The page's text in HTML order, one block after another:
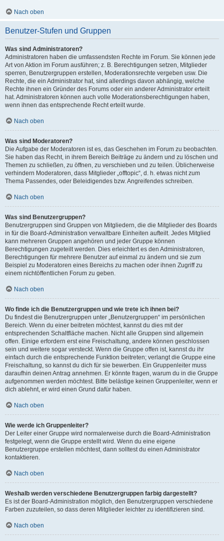
Nach oben
Benutzer-Stufen und Gruppen
Was sind Administratoren?
Administratoren haben die umfassendsten Rechte im Forum. Sie können jede
Art von Aktion im Forum ausführen; z. B. Berechtigungen setzen, Mitglieder
sperren, Benutzergruppen erstellen, Moderationsrechte vergeben usw. Die
Rechte, die ein Administrator hat, sind allerdings davon abhängig, welche
Rechte ihnen ein Gründer des Forums oder ein anderer Administrator erteilt
hat. Administratoren können auch volle Moderationsberechtigungen haben,
wenn ihnen das entsprechende Recht erteilt wurde.
Nach oben
Was sind Moderatoren?
Die Aufgabe der Moderatoren ist es, das Geschehen im Forum zu beobachten.
Sie haben das Recht, in ihrem Bereich Beiträge zu ändern und zu löschen und
Themen zu schließen, zu öffnen, zu verschieben und zu teilen. Üblicherweise
verhindern Moderatoren, dass Mitglieder „offtopic“, d. h. etwas nicht zum
Thema Passendes, oder Beleidigendes bzw. Angreifendes schreiben.
Nach oben
Was sind Benutzergruppen?
Benutzergruppen sind Gruppen von Mitgliedern, die die Mitglieder des Boards
in für die Board-Administration verwaltbare Einheiten aufteilt. Jedes Mitglied
kann mehreren Gruppen angehören und jeder Gruppe können
Berechtigungen zugeteilt werden. Dies erleichtert es den Administratoren,
Berechtigungen für mehrere Benutzer auf einmal zu ändern und sie zum
Beispiel zu Moderatoren eines Bereichs zu machen oder ihnen Zugriff zu
einem nichtöffentlichen Forum zu geben.
Nach oben
Wo finde ich die Benutzergruppen und wie trete ich ihnen bei?
Du findest die Benutzergruppen unter „Benutzergruppen“ im persönlichen
Bereich. Wenn du einer beitreten möchtest, kannst du dies mit der
entsprechenden Schaltfläche machen. Nicht alle Gruppen sind allgemein
offen. Einige erfordern erst eine Freischaltung, andere können geschlossen
sein und weitere sogar versteckt. Wenn die Gruppe offen ist, kannst du ihr
einfach durch die entsprechende Funktion beitreten; verlangt die Gruppe eine
Freischaltung, so kannst du dich für sie bewerben. Ein Gruppenleiter muss
daraufhin deinen Antrag annehmen. Er könnte fragen, warum du in die Gruppe
aufgenommen werden möchtest. Bitte belästige keinen Gruppenleiter, wenn er
dich ablehnt, er wird einen Grund dafür haben.
Nach oben
Wie werde ich Gruppenleiter?
Der Leiter einer Gruppe wird normalerweise durch die Board-Administration
festgelegt, wenn die Gruppe erstellt wird. Wenn du eine eigene
Benutzergruppe erstellen möchtest, dann solltest du einen Administrator
kontaktieren.
Nach oben
Weshalb werden verschiedene Benutzergruppen farbig dargestellt?
Es ist der Board-Administration möglich, den Benutzergruppen verschiedene
Farben zuzuteilen, so dass deren Mitglieder leichter zu identifizieren sind.
Nach oben